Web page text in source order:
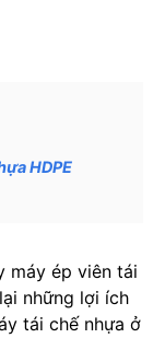
HDPE
máy ép viên tái
những lợi ích
tái chế nhựa ở